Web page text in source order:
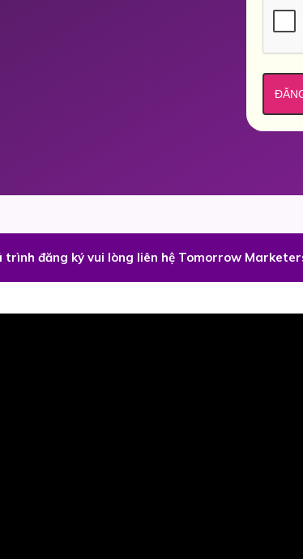
trình đăng ký vui lòng liên hệ Tomorrow